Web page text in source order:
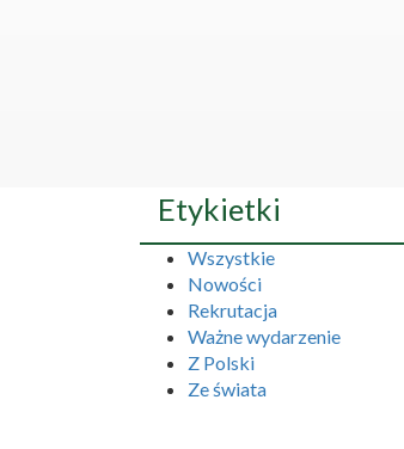
Etykietki
Wszystkie
Nowości
Rekrutacja
Ważne wydarzenie
Z Polski
Ze świata